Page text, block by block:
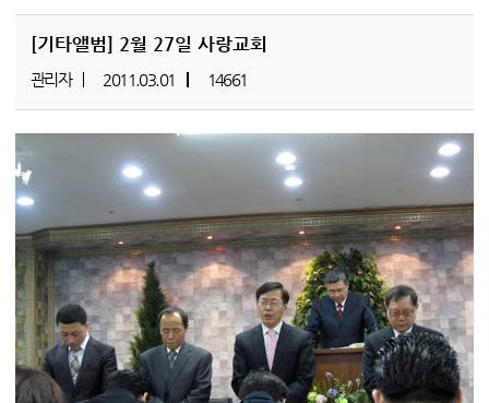
[기타앨범] 2월 27일 사랑교회
관리자 2011.03.01 14661